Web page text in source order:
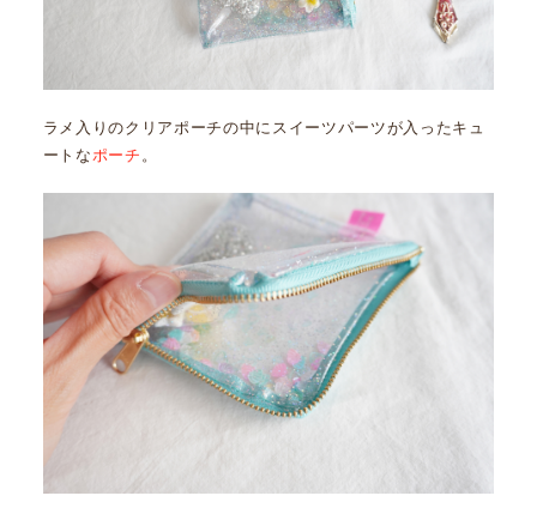
ラメ入りのクリアポーチの中にスイーツパーツが入ったキュ
ートなポーチ 。